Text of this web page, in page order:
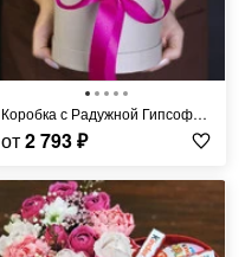
Коробка с Радужной Гипсофилой
от2 793₽